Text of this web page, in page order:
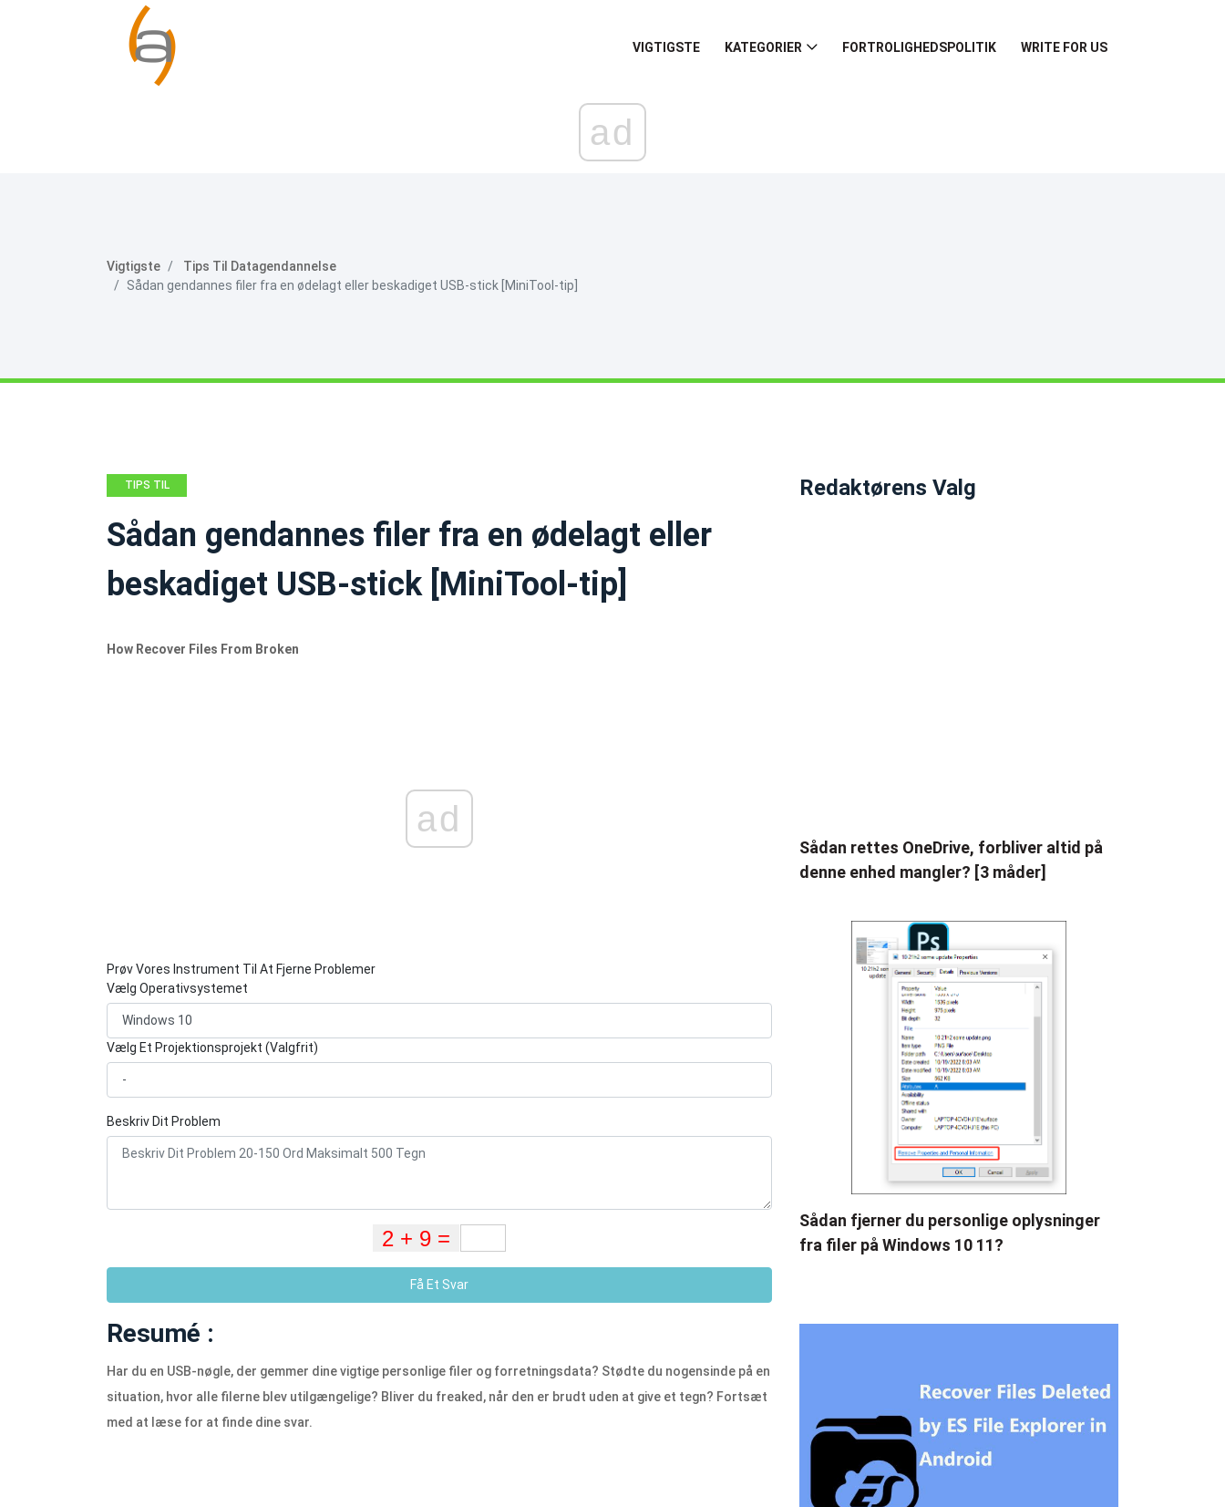
VIGTIGSTE KATEGORIER FORTROLIGHEDSPOLITIK WRITE FOR US
ad
Vigtigste
Tips Til Datagendannelse
Sådan gendannes filer fra en ødelagt eller beskadiget USB-stick [MiniTool-tip]
TIPS TIL
Sådan gendannes filer fra en ødelagt eller
beskadiget USB-stick [MiniTool-tip]
How Recover Files From Broken
ad
Prøv Vores Instrument Til At Fjerne Problemer
Vælg Operativsystemet
Vælg Et Projektionsprojekt (Valgfrit)
Beskriv Dit Problem
Få Et Svar
Resumé :
Har du en USB-nøgle, der gemmer dine vigtige personlige filer og forretningsdata? Stødte du nogensinde på en
situation, hvor alle filerne blev utilgængelige? Bliver du freaked, når den er brudt uden at give et tegn? Fortsæt
med at læse for at finde dine svar.
Redaktørens Valg
Sådan rettes OneDrive, forbliver altid på
denne enhed mangler? [3 måder]
Sådan fjerner du personlige oplysninger
fra filer på Windows 10 11?